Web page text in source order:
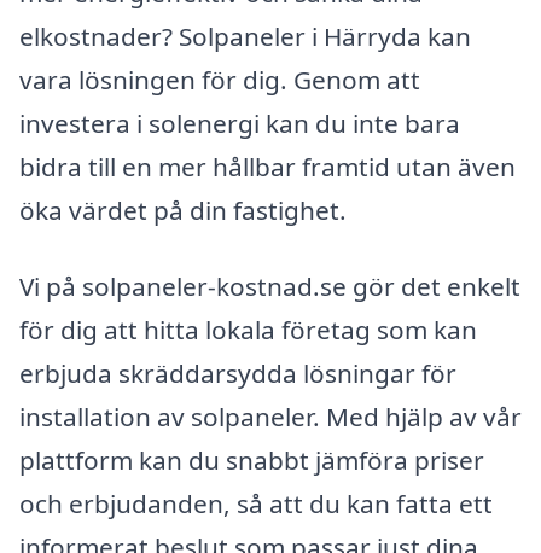
elkostnader? Solpaneler i Härryda kan
vara lösningen för dig. Genom att
investera i solenergi kan du inte bara
bidra till en mer hållbar framtid utan även
öka värdet på din fastighet.
Vi på solpaneler-kostnad.se gör det enkelt
för dig att hitta lokala företag som kan
erbjuda skräddarsydda lösningar för
installation av solpaneler. Med hjälp av vår
plattform kan du snabbt jämföra priser
och erbjudanden, så att du kan fatta ett